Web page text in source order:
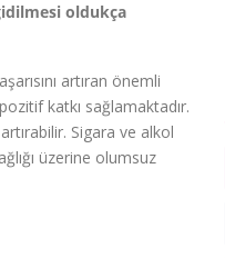
oldukça
artıran önemli
katkı sağlamaktadır.
Sigara ve alkol
üzerine olumsuz